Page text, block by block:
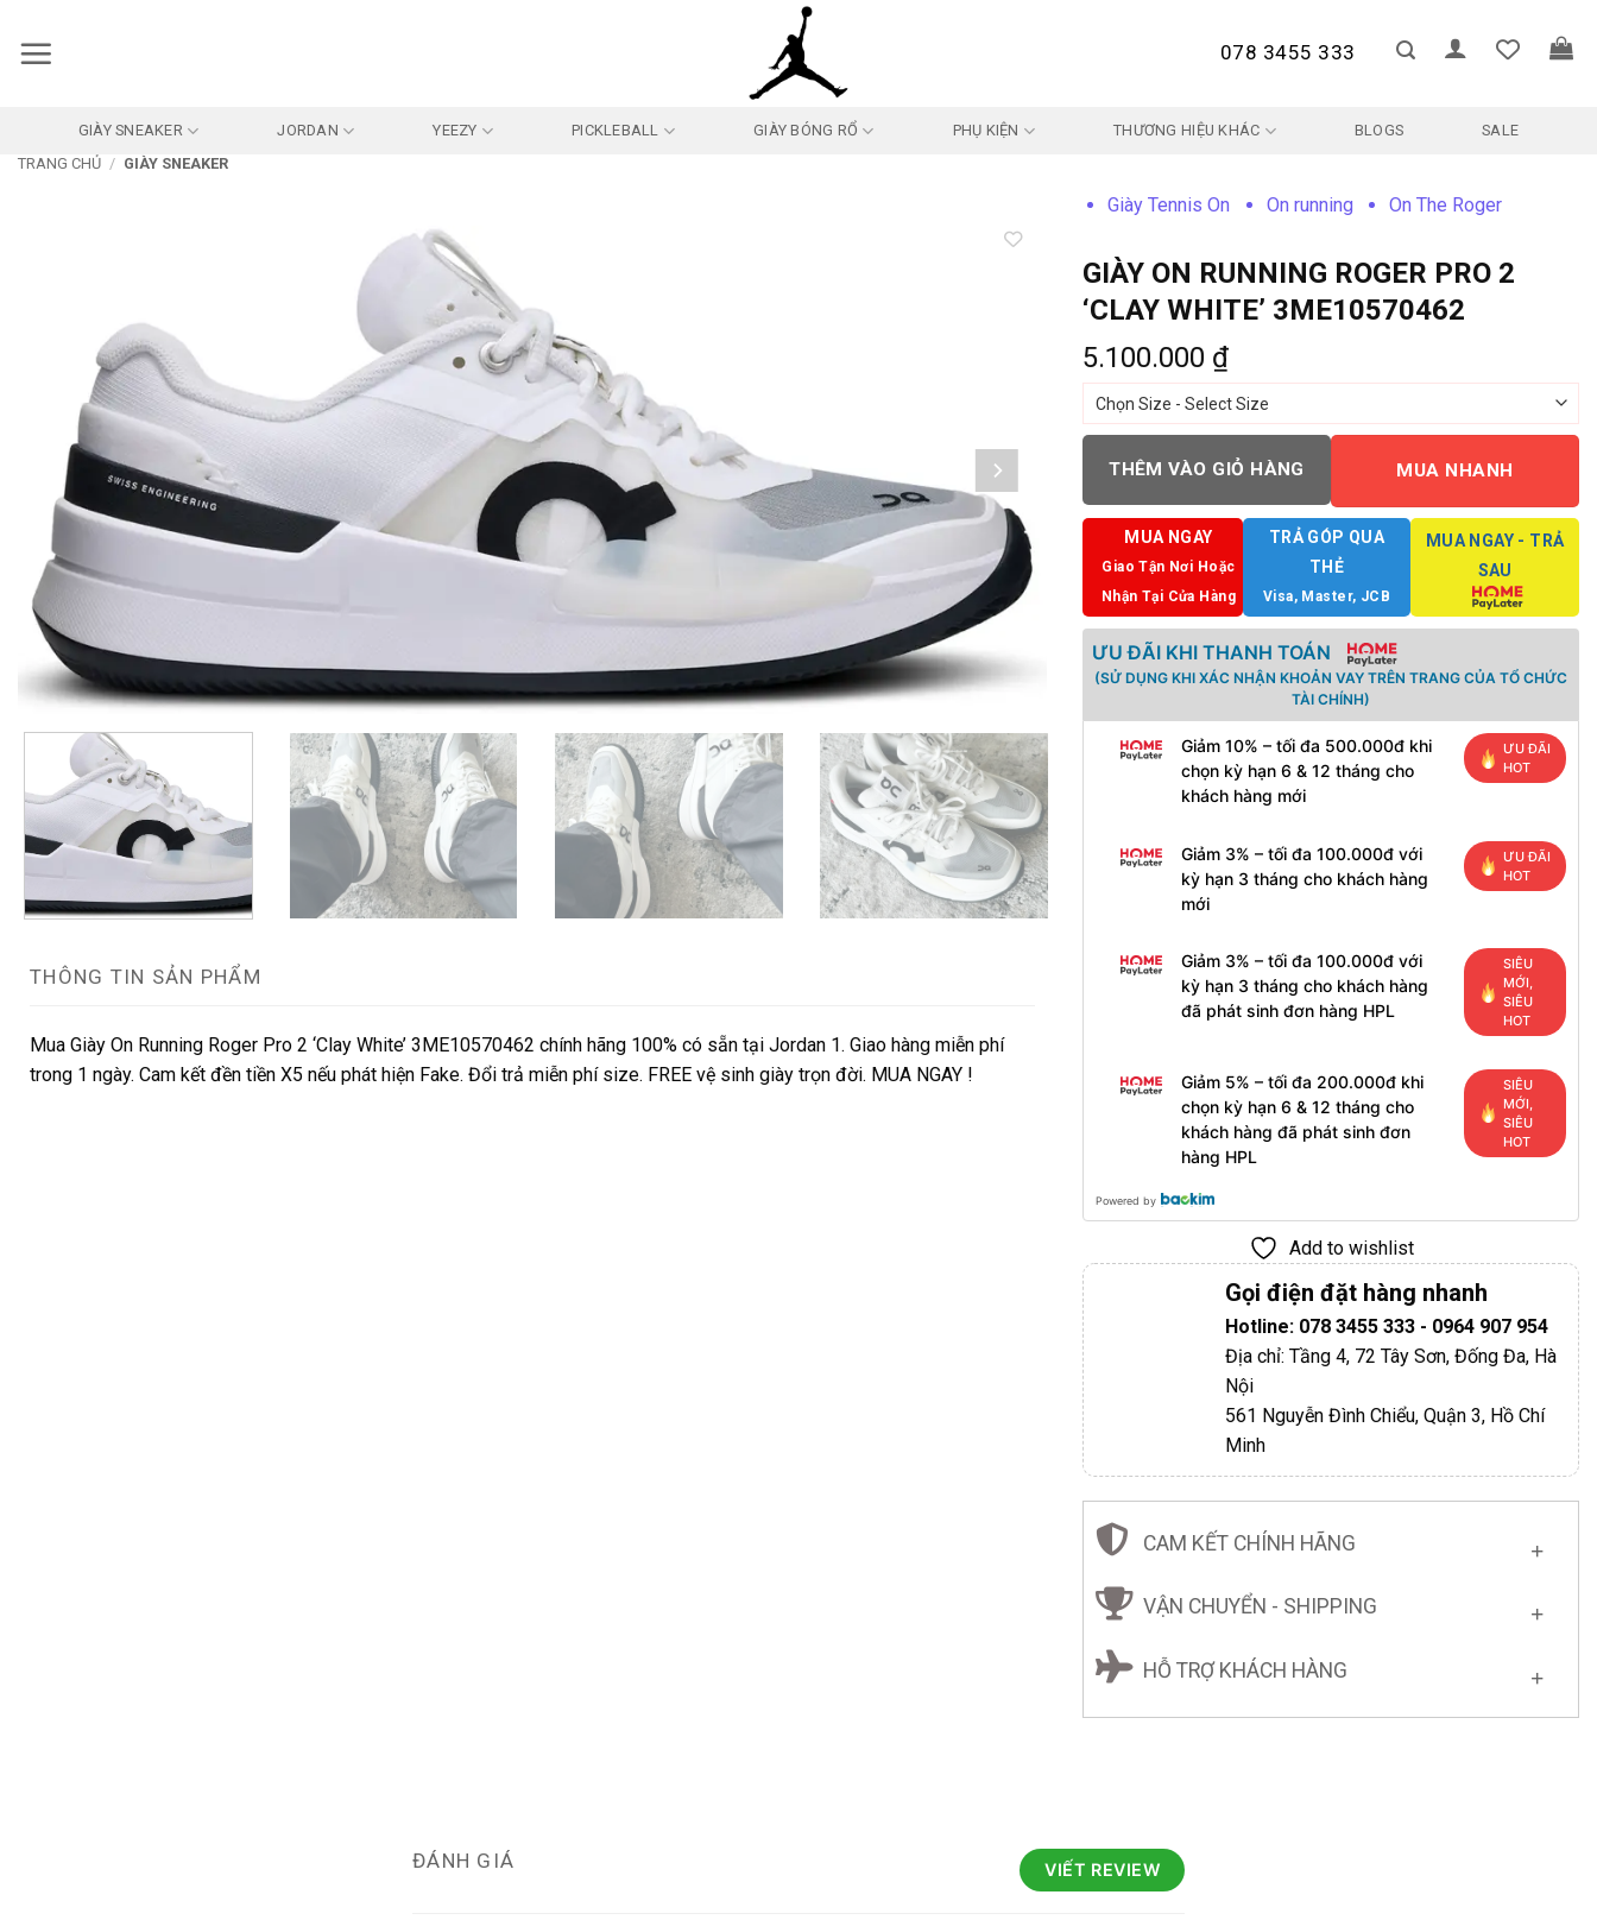
qua
078 3455 333
GIÀY SNEAKER JORDAN YEEZY PICKLEBALL GIÀY BÓNG RỔ PHỤ KIỆN THƯƠNG HIỆU KHÁC BLOGS
SALE
TRANG CHỦ / GIÀY SNEAKER
THÔNG TIN SẢN PHẨM
Mua Giày On Running Roger Pro 2 ‘Clay White’ 3ME10570462 chính hãng 100% có sẵn tại Jordan 1. Giao hàng miễn phí
trong 1 ngày. Cam kết đền tiền X5 nếu phát hiện Fake. Đổi trả miễn phí size. FREE vệ sinh giày trọn đời. MUA NGAY !
Giày Tennis On On running On The Roger
GIÀY ON RUNNING ROGER PRO 2
‘CLAY WHITE’ 3ME10570462
5.100.000 ₫
THÊM VÀO GIỎ HÀNG MUA NHANH
MUA NGAY
Giao Tận Nơi Hoặc
Nhận Tại Cửa Hàng
TRẢ GÓP QUA
THẺ
Visa, Master, JCB
MUA NGAY - TRẢ
SAU
ƯU ĐÃI KHI THANH TOÁN
(SỬ DỤNG KHI XÁC NHẬN KHOẢN VAY TRÊN TRANG CỦA TỔ CHỨC
TÀI CHÍNH)
Giảm 10% – tối đa 500.000đ khi
chọn kỳ hạn 6 & 12 tháng cho
khách hàng mới
ƯU ĐÃI
HOT
Giảm 3% – tối đa 100.000đ với
kỳ hạn 3 tháng cho khách hàng
mới
ƯU ĐÃI
HOT
Giảm 3% – tối đa 100.000đ với
kỳ hạn 3 tháng cho khách hàng
đã phát sinh đơn hàng HPL
SIÊU
MỚI,
SIÊU
HOT
Giảm 5% – tối đa 200.000đ khi
chọn kỳ hạn 6 & 12 tháng cho
khách hàng đã phát sinh đơn
hàng HPL
SIÊU
MỚI,
SIÊU
HOT
Powered by
Add to wishlist
Gọi điện đặt hàng nhanh
Hotline: 078 3455 333 - 0964 907 954
Địa chỉ: Tầng 4, 72 Tây Sơn, Đống Đa, Hà
Nội
561 Nguyễn Đình Chiểu, Quận 3, Hồ Chí
Minh
CAM KẾT CHÍNH HÃNG
VẬN CHUYỂN - SHIPPING
HỖ TRỢ KHÁCH HÀNG
ĐÁNH GIÁ VIẾT REVIEW